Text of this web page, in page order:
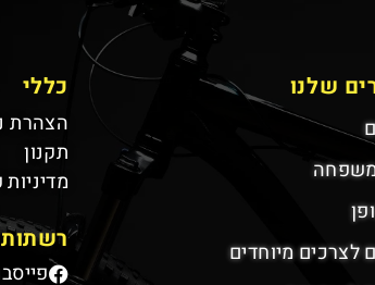
שלנו
משפחה
לצרכים מיוחדים
כללי
הצהרת
תקנון